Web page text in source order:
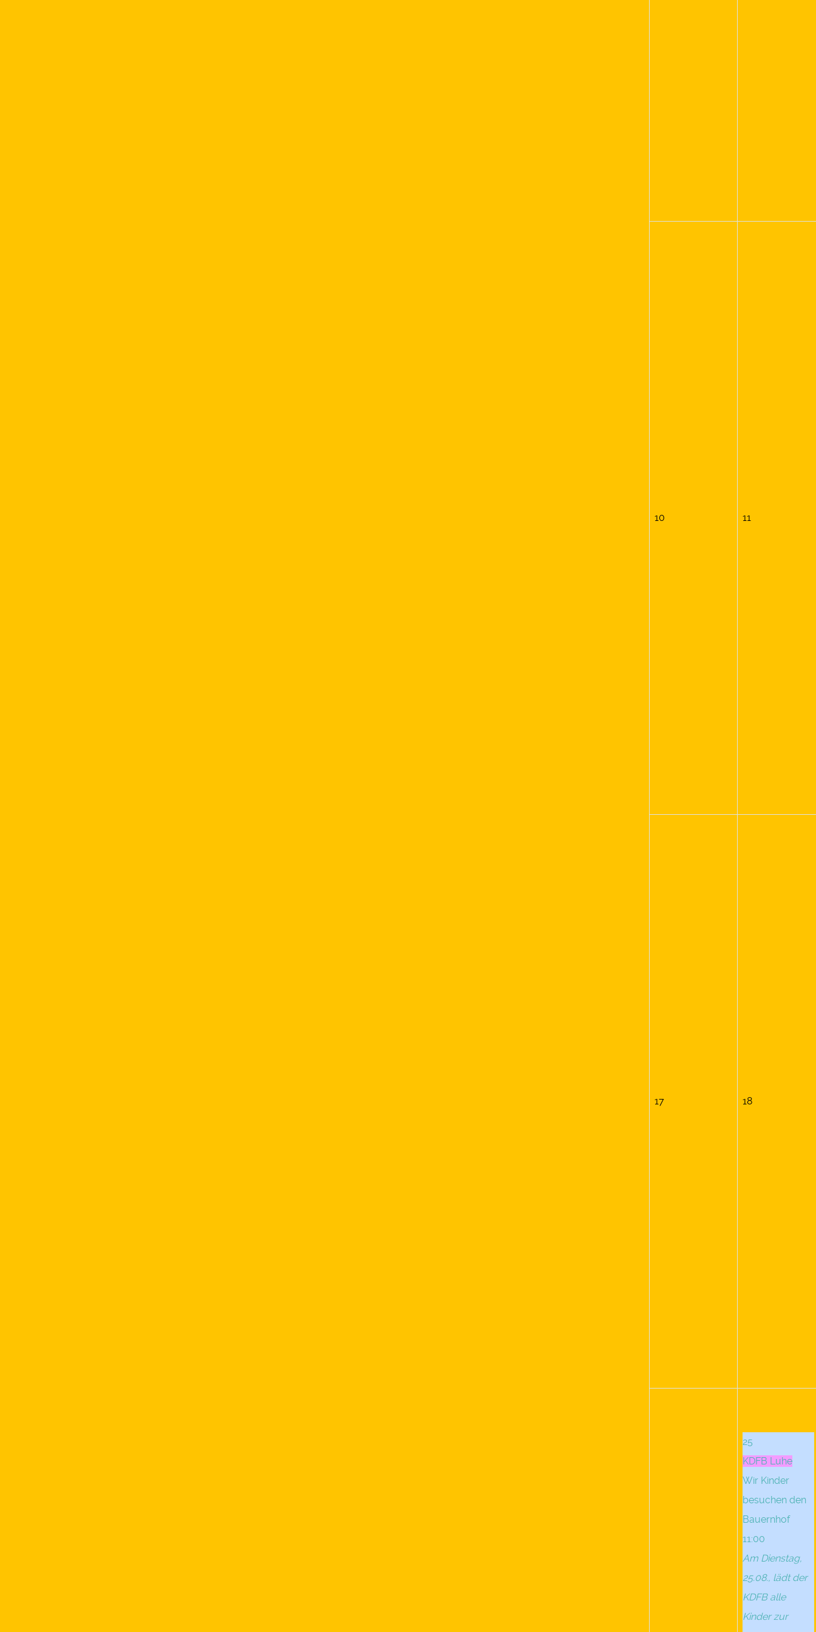
10 11
17 18
25
KDFB Luhe
Wir Kinder
besuchen den
Bauernhof
11:00
Am Dienstag,
25.08., lädt der
KDFB alle
Kinder zur